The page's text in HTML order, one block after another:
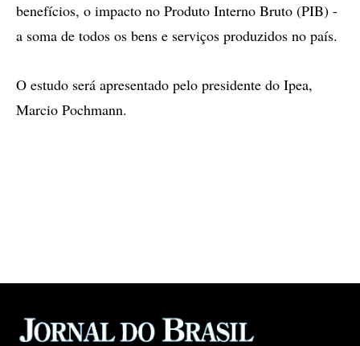
benefícios, o impacto no Produto Interno Bruto (PIB) -
a soma de todos os bens e serviços produzidos no país.
O estudo será apresentado pelo presidente do Ipea,
Marcio Pochmann.